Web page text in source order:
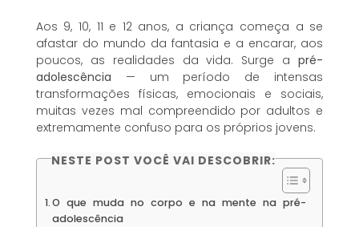
Aos 9, 10, 11 e 12 anos, a criança começa a se
afastar do mundo da fantasia e a encarar, aos
poucos, as realidades da vida. Surge apré-
adolescência — um período de intensas
transformações físicas, emocionais e sociais,
muitas vezes mal compreendido por adultos e
extremamente confuso para os próprios jovens.
NESTE POST VOCÊ VAI DESCOBRIR:
O que muda no corpo e na mente na pré-
adolescência